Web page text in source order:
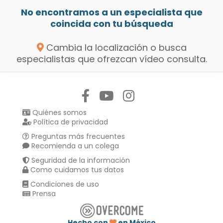
No encontramos a un especialista que
coincida con tu búsqueda
Cambia la localización o busca
especialistas que ofrezcan vídeo consulta.
Quiénes somos
Política de privacidad
Preguntas más frecuentes
Recomienda a un colega
Seguridad de la información
Como cuidamos tus datos
Condiciones de uso
Prensa